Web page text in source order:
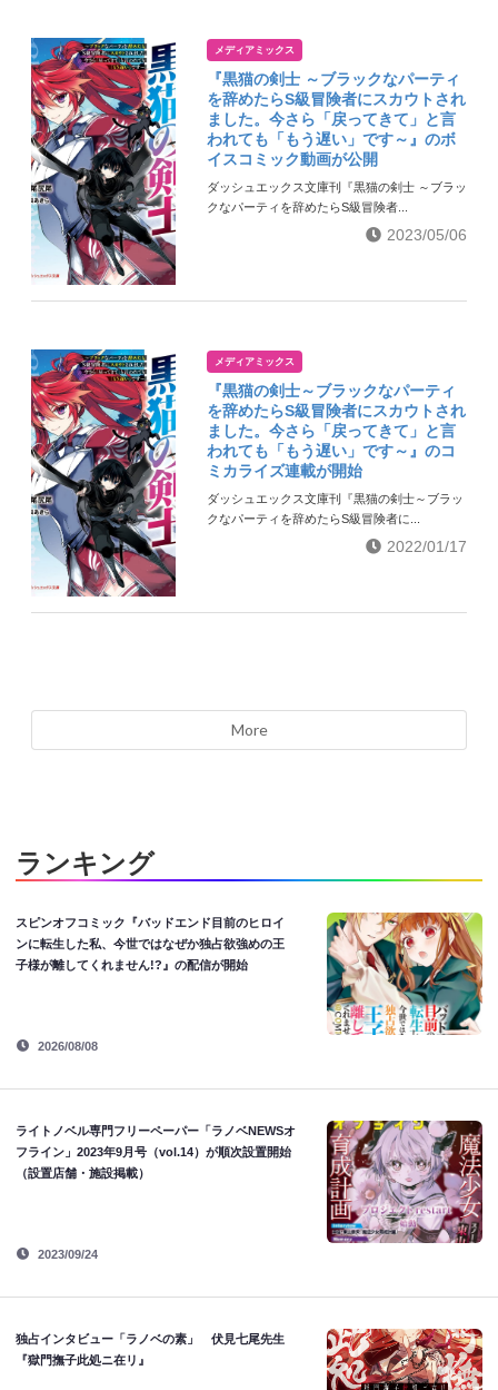
メディアミックス
『黒猫の剣士 ～ブラックなパーティ
を辞めたらS級冒険者にスカウトされ
ました。今さら「戻ってきて」と言
われても「もう遅い」です～』のボ
イスコミック動画が公開
ダッシュエックス文庫刊『黒猫の剣士 ～ブラッ
クなパーティを辞めたらS級冒険者...
2023/05/06
メディアミックス
『黒猫の剣士～ブラックなパーティ
を辞めたらS級冒険者にスカウトされ
ました。今さら「戻ってきて」と言
われても「もう遅い」です～』のコ
ミカライズ連載が開始
ダッシュエックス文庫刊『黒猫の剣士～ブラッ
クなパーティを辞めたらS級冒険者に...
2022/01/17
More
ランキング
スピンオフコミック『バッドエンド目前のヒロイ
ンに転生した私、今世ではなぜか独占欲強めの王
子様が離してくれません!?』の配信が開始
2026/08/08
ライトノベル専門フリーペーパー「ラノベNEWSオ
フライン」2023年9月号（vol.14）が順次設置開始
（設置店舗・施設掲載）
2023/09/24
独占インタビュー「ラノベの素」 伏見七尾先生
『獄門撫子此処ニ在リ』